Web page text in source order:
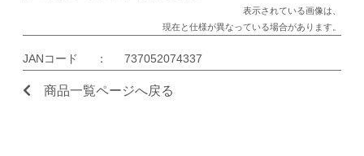
表示されている画像は、
現在と仕様が異なっている場合があります。
JANコード ： 737052074337
商品一覧ページへ戻る